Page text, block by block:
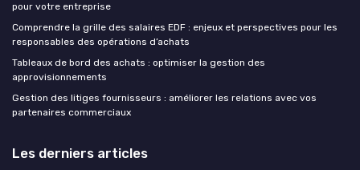
pour votre entreprise
Comprendre la grille des salaires EDF : enjeux et perspectives pour les
responsables des opérations d’achats
Tableaux de bord des achats : optimiser la gestion des
approvisionnements
Gestion des litiges fournisseurs : améliorer les relations avec vos
partenaires commerciaux
Les derniers articles